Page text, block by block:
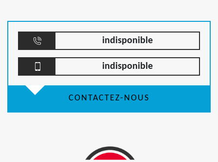
indisponible
indisponible
CONTACTEZ-NOUS